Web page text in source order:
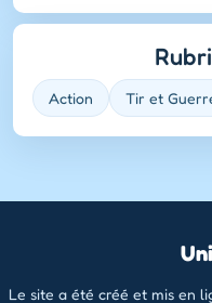
Action Tir et
Le site a été créé et mis en